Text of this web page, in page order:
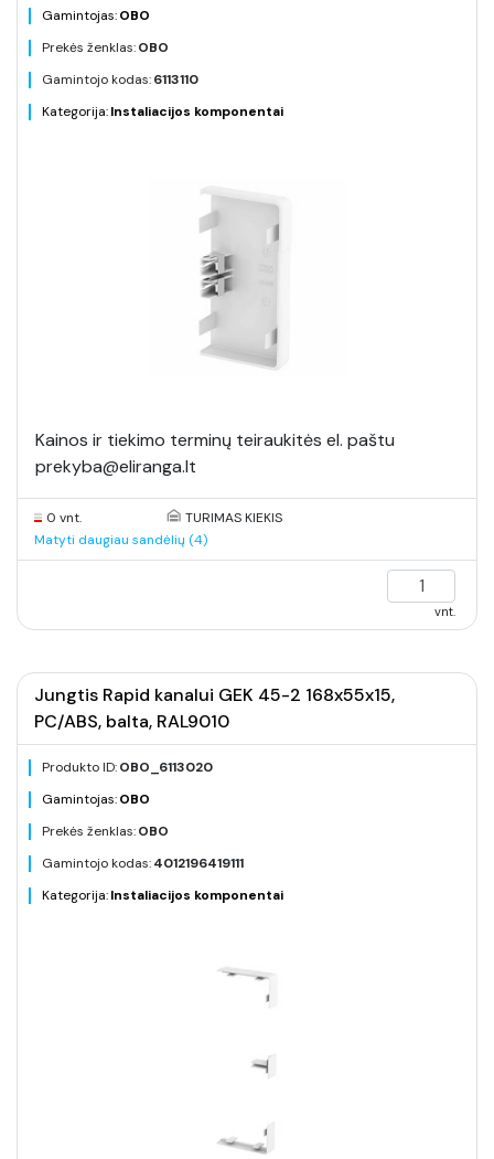
Gamintojas:OBO
Prekės ženklas:OBO
Gamintojo kodas:6113110
Kategorija:Instaliacijos komponentai
Kainos ir tiekimo terminų teiraukitės el. paštu
prekyba@eliranga.lt
0 vnt.
TURIMAS KIEKIS
Matyti daugiau sandėlių (4)
vnt.
Jungtis Rapid kanalui GEK 45-2 168x55x15,
PC/ABS, balta, RAL9010
Produkto ID:OBO_6113020
Gamintojas:OBO
Prekės ženklas:OBO
Gamintojo kodas:4012196419111
Kategorija:Instaliacijos komponentai